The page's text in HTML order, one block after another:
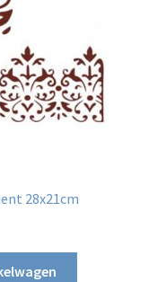
28x21cm